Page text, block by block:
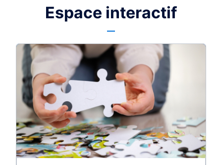
Espace interactif